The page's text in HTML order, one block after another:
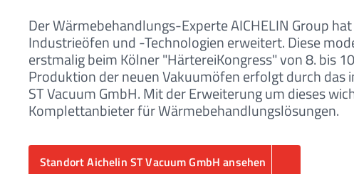
Der Wärmebehandlungs-Experte AICHELIN Group
Industrieöfen und -Technologien erweitert. Diese
erstmalig beim Kölner "HärtereiKongress" von 8. bis
Produktion der neuen Vakuumöfen erfolgt durch das
ST Vacuum GmbH. Mit der Erweiterung um dieses
Komplettanbieter für Wärmebehandlungslösungen.
Standort Aichelin ST Vacuum GmbH ansehen